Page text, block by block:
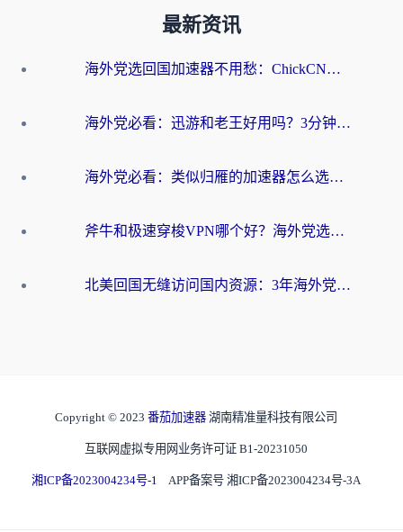
最新资讯
海外党选回国加速器不用愁：ChickCN和洞见哪个好？一篇搞定所有疑问
海外党必看：迅游和老王好用吗？3分钟选对加速国内网络的加速器
海外党必看：类似归雁的加速器怎么选？一篇搞定无缝访问国内资源
斧牛和极速穿梭VPN哪个好？海外党选回国加速器必看的真实对比与避坑指南
北美回国无缝访问国内资源：3年海外党亲测的加速器选择指南
Copyright © 2023 番茄加速器 湖南精准量科技有限公司
互联网虚拟专用网业务许可证 B1-20231050
湘ICP备2023004234号-1 APP备案号 湘ICP备2023004234号-3A